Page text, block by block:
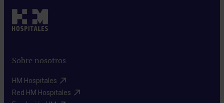
Sobre nosotros
HM Hospitales​
Red HM Hospitales​